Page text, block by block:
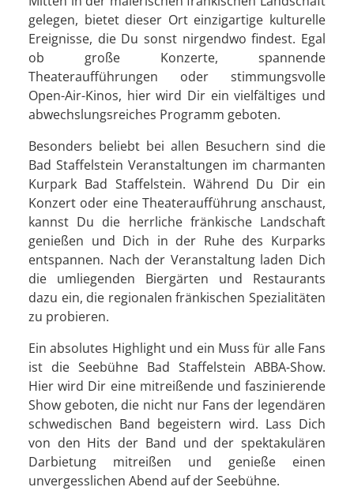
gelegen, bietet dieser Ort einzigartige kulturelle
Ereignisse, die Du sonst nirgendwo findest. Egal
ob große Konzerte, spannende
Theateraufführungen oder stimmungsvolle
Open-Air-Kinos, hier wird Dir ein vielfältiges und
abwechslungsreiches Programm geboten.
Besonders beliebt bei allen Besuchern sind die
Bad Staffelstein Veranstaltungen im charmanten
Kurpark Bad Staffelstein. Während Du Dir ein
Konzert oder eine Theateraufführung anschaust,
kannst Du die herrliche fränkische Landschaft
genießen und Dich in der Ruhe des Kurparks
entspannen. Nach der Veranstaltung laden Dich
die umliegenden Biergärten und Restaurants
dazu ein, die regionalen fränkischen Spezialitäten
zu probieren.
Ein absolutes Highlight und ein Muss für alle Fans
ist die Seebühne Bad Staffelstein ABBA-Show.
Hier wird Dir eine mitreißende und faszinierende
Show geboten, die nicht nur Fans der legendären
schwedischen Band begeistern wird. Lass Dich
von den Hits der Band und der spektakulären
Darbietung mitreißen und genieße einen
unvergesslichen Abend auf der Seebühne.